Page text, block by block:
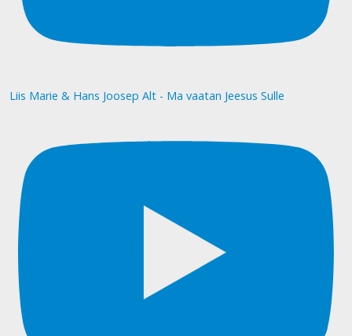
Liis Marie & Hans Joosep Alt - Ma vaatan Jeesus Sulle